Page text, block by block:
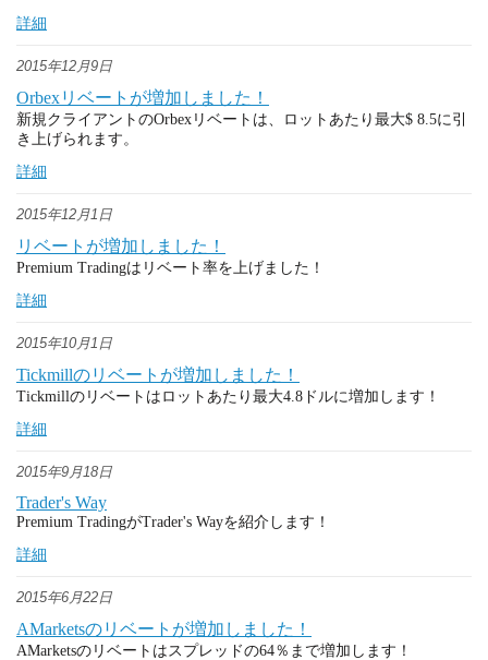
詳細
2015年12月9日
Orbexリベートが増加しました！
新規クライアントのOrbexリベートは、ロットあたり最大$ 8.5に引
き上げられます。
詳細
2015年12月1日
リベートが増加しました！
Premium Tradingはリベート率を上げました！
詳細
2015年10月1日
Tickmillのリベートが増加しました！
Tickmillのリベートはロットあたり最大4.8ドルに増加します！
詳細
2015年9月18日
Trader's Way
Premium TradingがTrader's Wayを紹介します！
詳細
2015年6月22日
AMarketsのリベートが増加しました！
AMarketsのリベートはスプレッドの64％まで増加します！